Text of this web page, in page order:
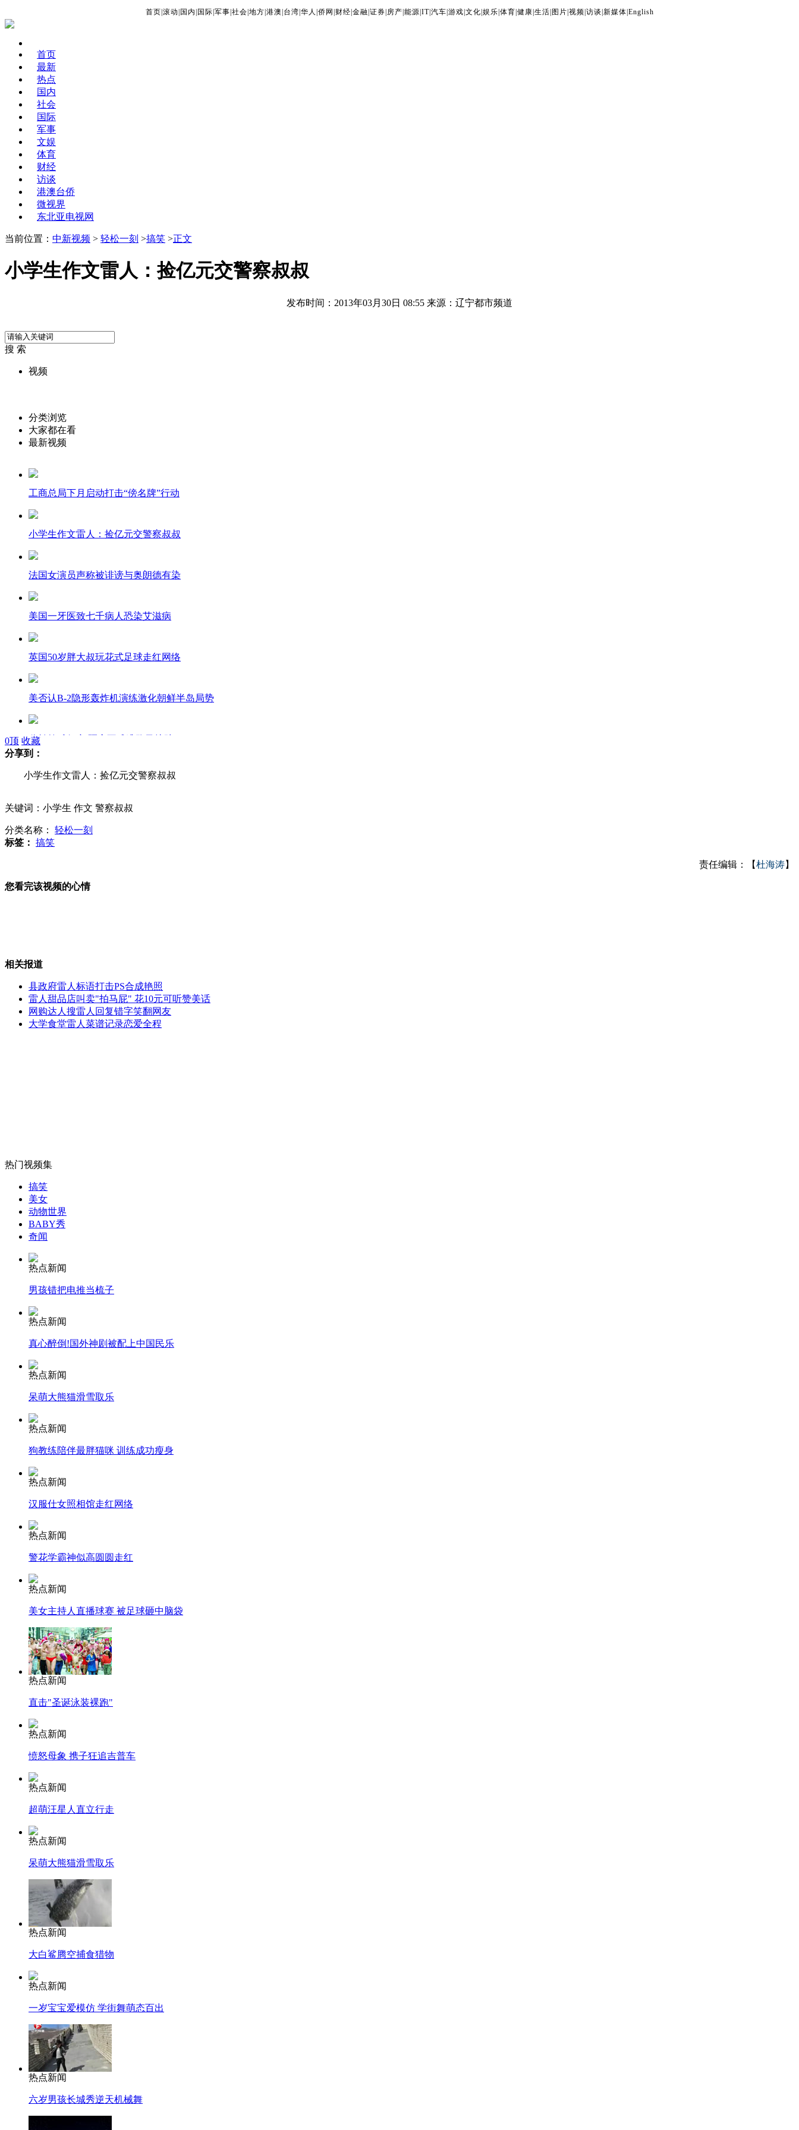
首页 滚动 国内 国际 军事 社会 地方 港澳 台湾 华人 侨网 财经 金融 证券 房产 能源 IT| 汽车 游戏 文化 娱乐 体育 健康 生活 图片 视频 访谈 新媒体 English
首页
最新
热点
国内
社会
国际
军事
文娱
体育
财经
访谈
港澳台侨
微视界
东北亚电视网
当前位置： 中新视频 > 轻松一刻 >搞笑 >正文
小学生作文雷人：捡亿元交警察叔叔
发布时间：2013年03月30日 08:55 来源：辽宁都市频道
搜 索
视频
分类浏览
大家都在看
最新视频
工商总局下月启动打击“傍名牌”行动
小学生作文雷人：捡亿元交警察叔叔
法国女演员声称被诽谤与奥朗德有染
美国一牙医致七千病人恐染艾滋病
英国50岁胖大叔玩花式足球走红网络
美否认B-2隐形轰炸机演练激化朝鲜半岛局势
监拍笨贼行窃 砸窗不成逃跑又摔跤
陕西汉中耗资2百万办赏花仪式
女孩北京地铁殴打老人 痛下狠手拳打脚踢
无痛分娩是否安全 医生回应
走！跟着总书记去植树
消防员救轻生者
纽约上演“枕头大战”
司机酒驾遇交警 急速倒车逃窜
0顶 收藏
分享到：
小学生作文雷人：捡亿元交警察叔叔
关键词：小学生 作文 警察叔叔
分类名称： 轻松一刻
标签： 搞笑
责任编辑：【杜海涛】
您看完该视频的心情
相关报道
县政府雷人标语打击PS合成艳照
雷人甜品店叫卖"拍马屁" 花10元可听赞美话
网购达人搜雷人回复错字笑翻网友
大学食堂雷人菜谱记录恋爱全程
热门视频集
搞笑
美女
动物世界
BABY秀
奇闻
热点新闻
男孩错把电推当梳子
热点新闻
真心醉倒!国外神剧被配上中国民乐
热点新闻
呆萌大熊猫滑雪取乐
热点新闻
狗教练陪伴最胖猫咪 训练成功瘦身
热点新闻
汉服仕女照相馆走红网络
热点新闻
警花学霸神似高圆圆走红
热点新闻
美女主持人直播球赛 被足球砸中脑袋
热点新闻
直击"圣诞泳装裸跑"
热点新闻
愤怒母象 携子狂追吉普车
热点新闻
超萌汪星人直立行走
热点新闻
呆萌大熊猫滑雪取乐
热点新闻
大白鲨腾空捕食猎物
热点新闻
一岁宝宝爱模仿 学街舞萌态百出
热点新闻
六岁男孩长城秀逆天机械舞